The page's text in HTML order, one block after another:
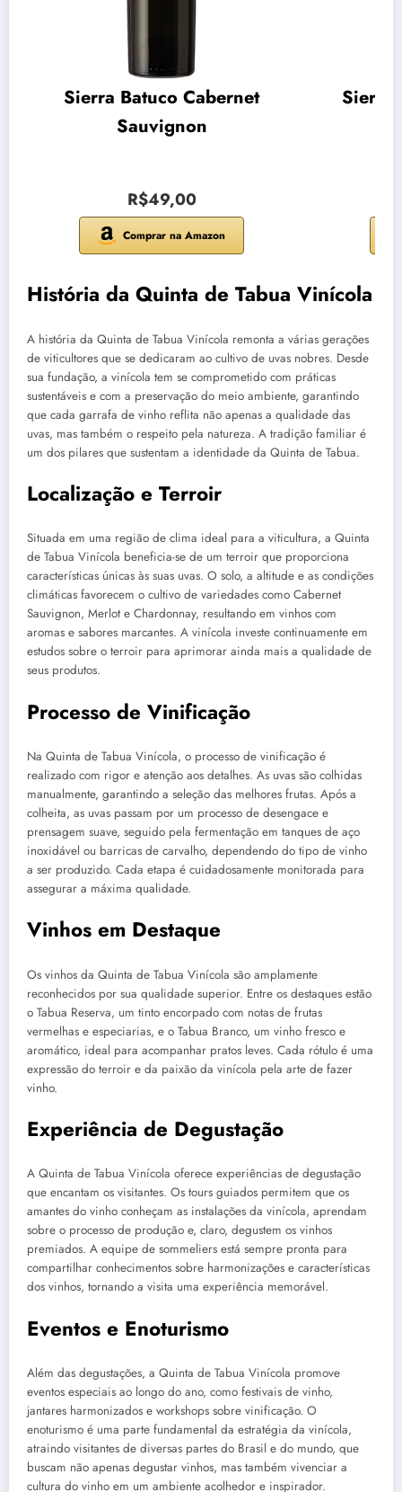
Sierra Batuco Cabernet
Sauvignon
R$49,00
Comprar na Amazon
Sierra
História da Quinta de Tabua Vinícola
A história da Quinta de Tabua Vinícola remonta a várias gerações
de viticultores que se dedicaram ao cultivo de uvas nobres. Desde
sua fundação, a vinícola tem se comprometido com práticas
sustentáveis e com a preservação do meio ambiente, garantindo
que cada garrafa de vinho reflita não apenas a qualidade das
uvas, mas também o respeito pela natureza. A tradição familiar é
um dos pilares que sustentam a identidade da Quinta de Tabua.
Localização e Terroir
Situada em uma região de clima ideal para a viticultura, a Quinta
de Tabua Vinícola beneficia-se de um terroir que proporciona
características únicas às suas uvas. O solo, a altitude e as condições
climáticas favorecem o cultivo de variedades como Cabernet
Sauvignon, Merlot e Chardonnay, resultando em vinhos com
aromas e sabores marcantes. A vinícola investe continuamente em
estudos sobre o terroir para aprimorar ainda mais a qualidade de
seus produtos.
Processo de Vinificação
Na Quinta de Tabua Vinícola, o processo de vinificação é
realizado com rigor e atenção aos detalhes. As uvas são colhidas
manualmente, garantindo a seleção das melhores frutas. Após a
colheita, as uvas passam por um processo de desengace e
prensagem suave, seguido pela fermentação em tanques de aço
inoxidável ou barricas de carvalho, dependendo do tipo de vinho
a ser produzido. Cada etapa é cuidadosamente monitorada para
assegurar a máxima qualidade.
Vinhos em Destaque
Os vinhos da Quinta de Tabua Vinícola são amplamente
reconhecidos por sua qualidade superior. Entre os destaques estão
o Tabua Reserva, um tinto encorpado com notas de frutas
vermelhas e especiarias, e o Tabua Branco, um vinho fresco e
aromático, ideal para acompanhar pratos leves. Cada rótulo é uma
expressão do terroir e da paixão da vinícola pela arte de fazer
vinho.
Experiência de Degustação
A Quinta de Tabua Vinícola oferece experiências de degustação
que encantam os visitantes. Os tours guiados permitem que os
amantes do vinho conheçam as instalações da vinícola, aprendam
sobre o processo de produção e, claro, degustem os vinhos
premiados. A equipe de sommeliers está sempre pronta para
compartilhar conhecimentos sobre harmonizações e características
dos vinhos, tornando a visita uma experiência memorável.
Eventos e Enoturismo
Além das degustações, a Quinta de Tabua Vinícola promove
eventos especiais ao longo do ano, como festivais de vinho,
jantares harmonizados e workshops sobre vinificação. O
enoturismo é uma parte fundamental da estratégia da vinícola,
atraindo visitantes de diversas partes do Brasil e do mundo, que
buscam não apenas degustar vinhos, mas também vivenciar a
cultura do vinho em um ambiente acolhedor e inspirador.